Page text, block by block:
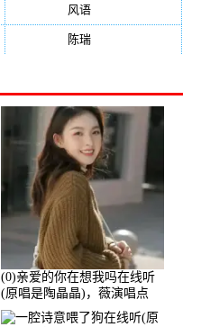
风语(132)
陈瑞(128)
(0)亲爱的你在想我吗在线听
(原唱是陶晶晶)，薇演唱点
播:159722次